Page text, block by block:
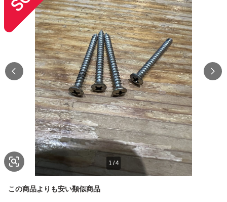
1 /4
この商品よりも安い類似商品